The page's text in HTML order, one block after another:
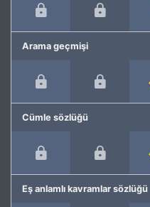
Arama geçmişi
Cümle sözlüğü
Eş anlamlı kavramlar sözlüğü